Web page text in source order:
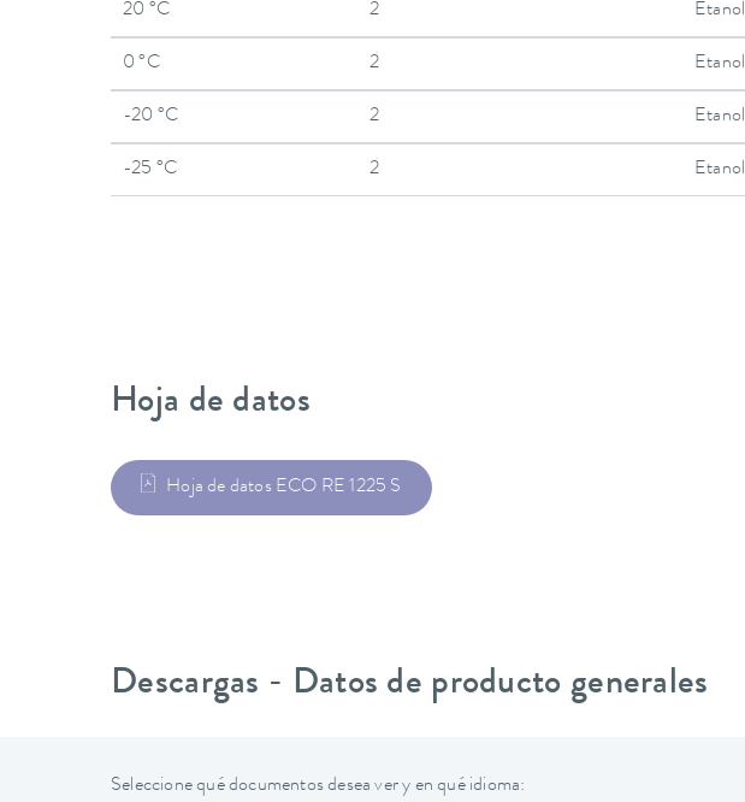
20 °C 2 Etanol
0 °C 2 Etanol
-20 °C 2 Etanol
-25 °C 2 Etanol
Hoja de datos
Hoja de datos ECO RE 1225 S
Descargas - Datos de producto generales
Seleccione qué documentos desea ver y en qué idioma: